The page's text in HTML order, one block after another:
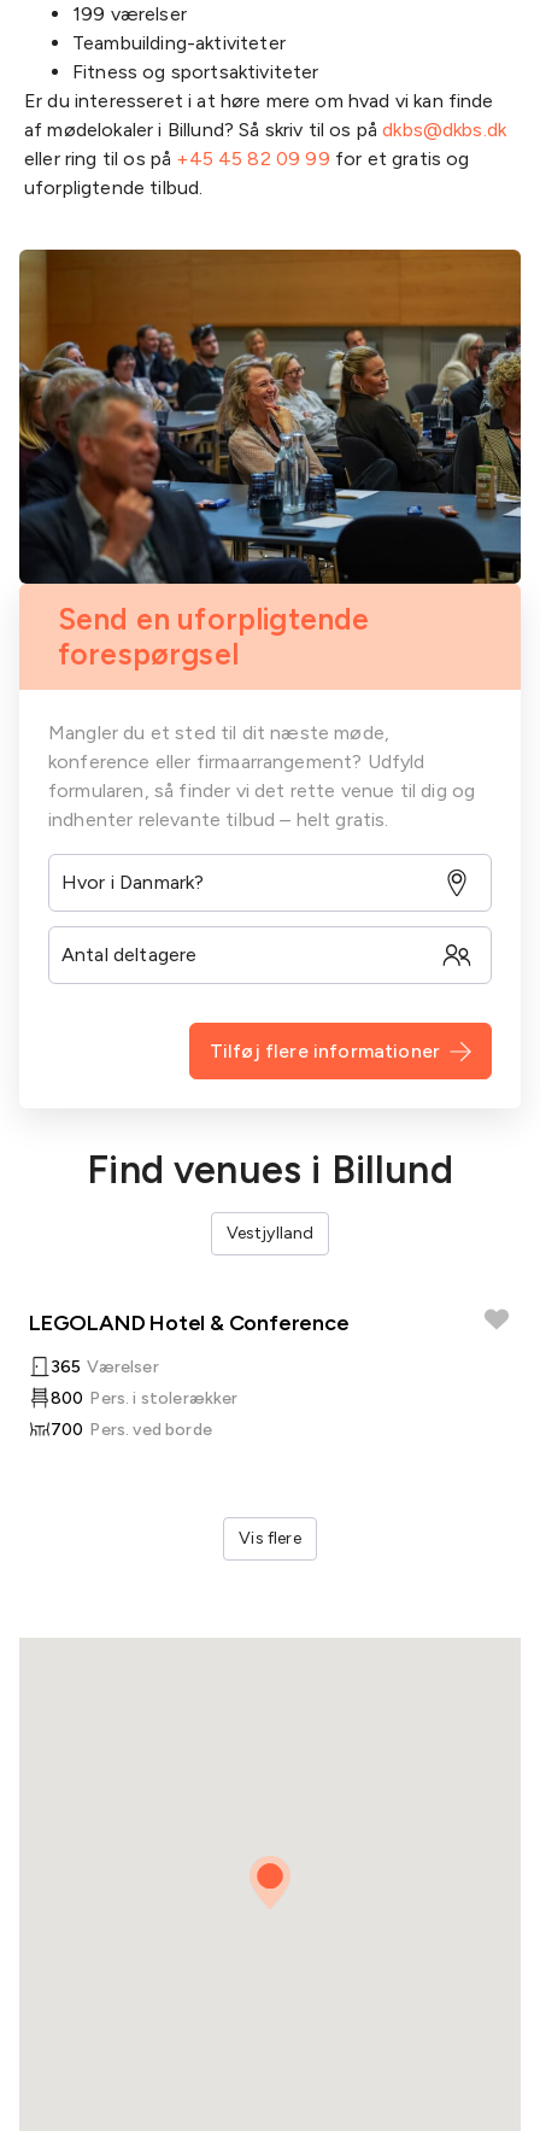
199 værelser
Teambuilding-aktiviteter
Fitness og sportsaktiviteter
Er du interesseret i at høre mere om hvad vi kan finde
af mødelokaler i Billund? Så skriv til os pådkbs@dkbs.dk
eller ring til os på +45 45 82 09 99 for et gratis og
uforpligtende tilbud.
Send en uforpligtende
forespørgsel
Mangler du et sted til dit næste møde,
konference eller firmaarrangement? Udfyld
formularen, så finder vi det rette venue til dig og
indhenter relevante tilbud – helt gratis.
Tilføj flere informationer
Find venues i Billund
Vestjylland
LEGOLAND Hotel & Conference
365 Værelser
800 Pers. i stolerækker
700 Pers. ved borde
Vis flere